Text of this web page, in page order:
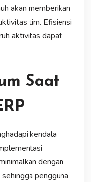
akan memberikan
tim. Efisiensi
aktivitas dapat
Saat
kendala
dengan
pengguna